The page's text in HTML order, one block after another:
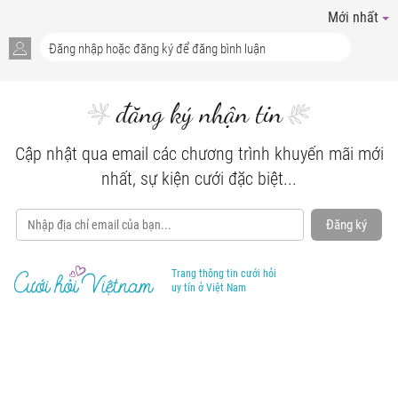
Mới nhất
đăng ký nhận tin
Cập nhật qua email các chương trình khuyến mãi mới
nhất, sự kiện cưới đặc biệt...
Đăng ký
Trang thông tin cưới hỏi
uy tín ở Việt Nam